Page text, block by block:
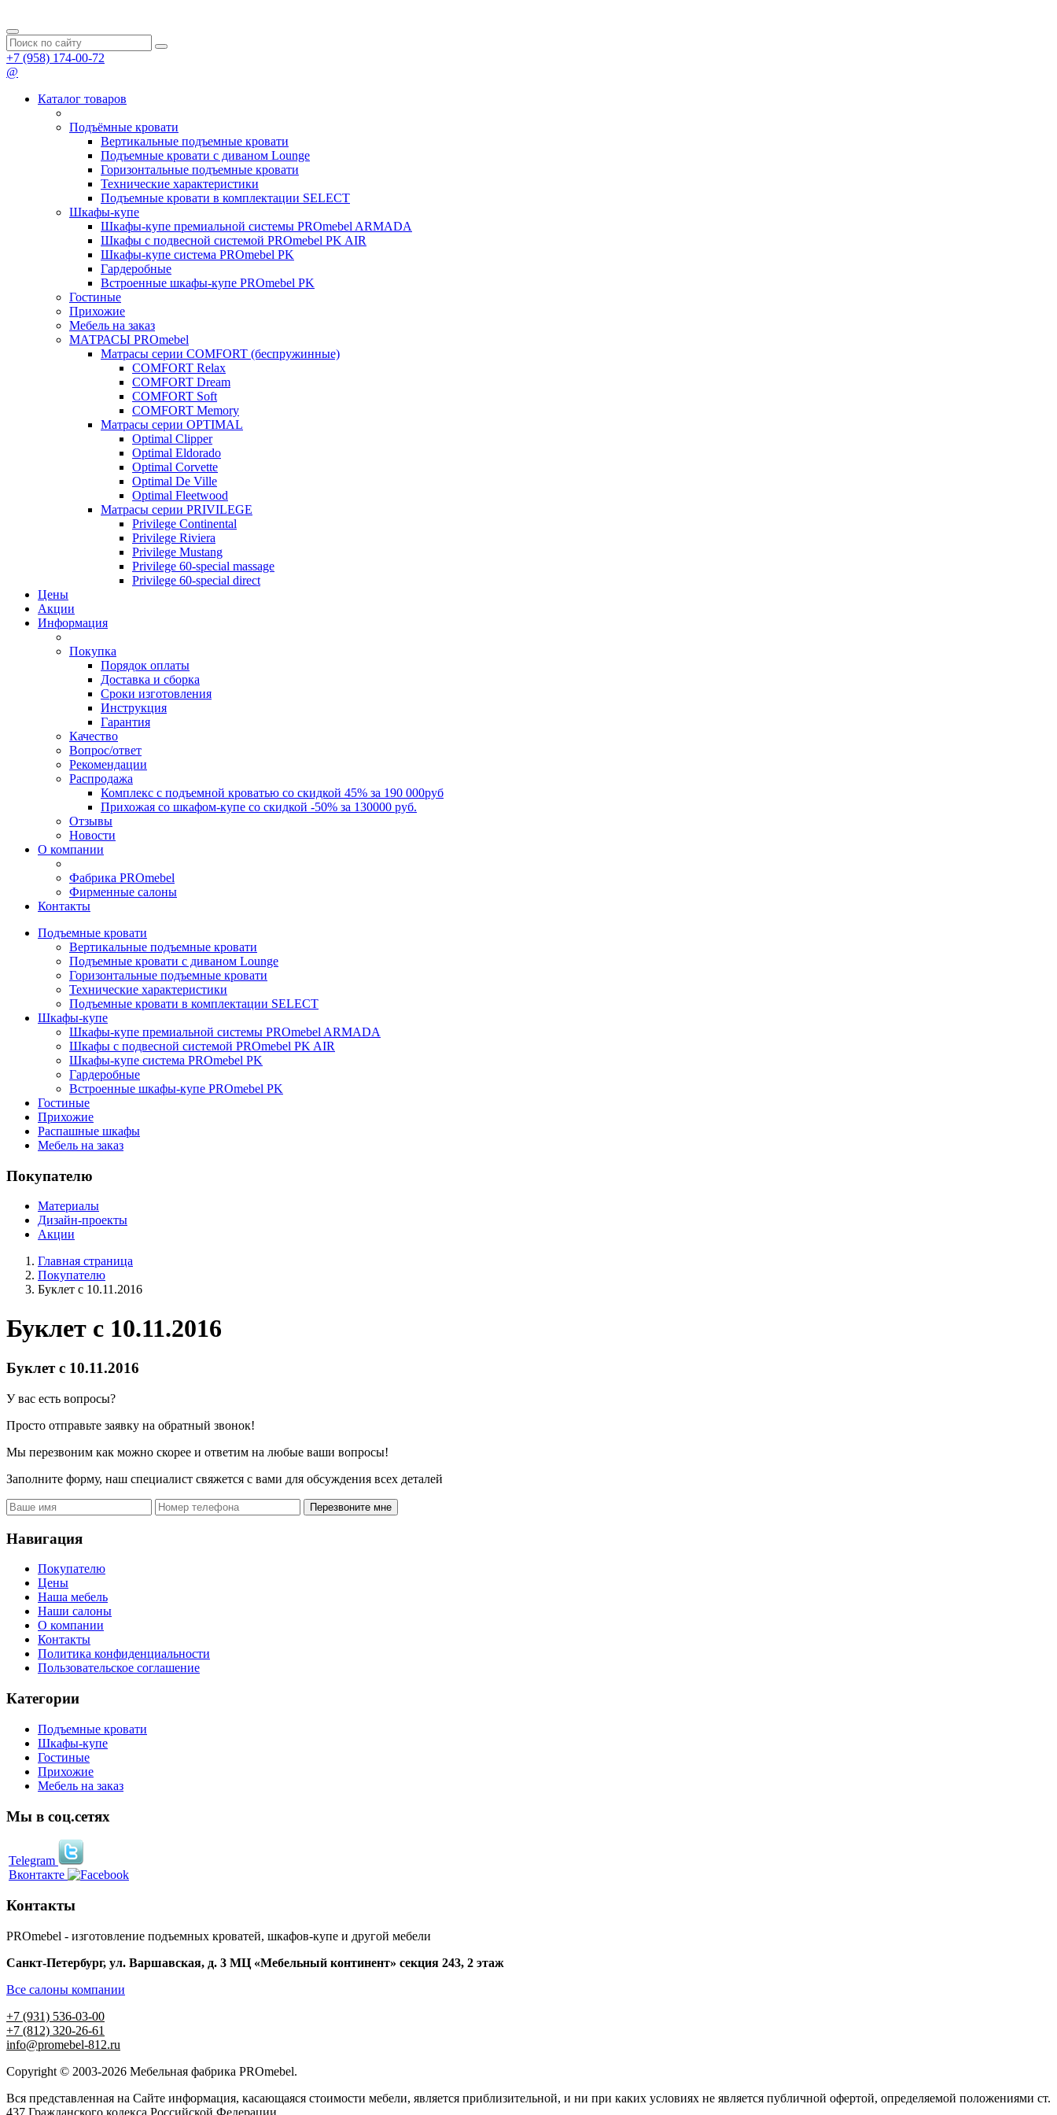
+7 (958) 174-00-72
@
Каталог товаров
Подъёмные кровати
Вертикальные подъемные кровати
Подъемные кровати с диваном Lounge
Горизонтальные подъемные кровати
Технические характеристики
Подъемные кровати в комплектации SELECT
Шкафы-купе
Шкафы-купе премиальной системы PROmebel ARMADA
Шкафы с подвесной системой PROmebel PK AIR
Шкафы-купе система PROmebel PK
Гардеробные
Встроенные шкафы-купе PROmebel PK
Гостиные
Прихожие
Мебель на заказ
МАТРАСЫ PROmebel
Матрасы серии COMFORT (беспружинные)
COMFORT Relax
COMFORT Dream
COMFORT Soft
COMFORT Memory
Матрасы серии OPTIMAL
Optimal Clipper
Optimal Eldorado
Optimal Corvette
Optimal De Ville
Optimal Fleetwood
Матрасы серии PRIVILEGE
Privilege Continental
Privilege Riviera
Privilege Mustang
Privilege 60-special massage
Privilege 60-special direct
Цены
Акции
Информация
Покупка
Порядок оплаты
Доставка и сборка
Сроки изготовления
Инструкция
Гарантия
Качество
Вопрос/ответ
Рекомендации
Распродажа
Комплекс с подъемной кроватью со скидкой 45% за 190 000руб
Прихожая со шкафом-купе со скидкой -50% за 130000 руб.
Отзывы
Новости
О компании
Фабрика PROmebel
Фирменные салоны
Контакты
Подъемные кровати
Вертикальные подъемные кровати
Подъемные кровати с диваном Lounge
Горизонтальные подъемные кровати
Технические характеристики
Подъемные кровати в комплектации SELECT
Шкафы-купе
Шкафы-купе премиальной системы PROmebel ARMADA
Шкафы с подвесной системой PROmebel PK AIR
Шкафы-купе система PROmebel PK
Гардеробные
Встроенные шкафы-купе PROmebel PK
Гостиные
Прихожие
Распашные шкафы
Мебель на заказ
Покупателю
Материалы
Дизайн-проекты
Акции
Главная страница
Покупателю
Буклет с 10.11.2016
Буклет с 10.11.2016
Буклет с 10.11.2016
У вас есть вопросы?
Просто отправьте заявку на обратный звонок!
Мы перезвоним как можно скорее и ответим на любые ваши вопросы!
Заполните форму, наш специалист свяжется с вами для обсуждения всех деталей
Перезвоните мне
Навигация
Покупателю
Цены
Наша мебель
Наши салоны
О компании
Контакты
Политика конфиденциальности
Пользовательское соглашение
Категории
Подъемные кровати
Шкафы-купе
Гостиные
Прихожие
Мебель на заказ
Мы в соц.сетях
Telegram
Вконтакте
Контакты
PROmebel - изготовление подъемных кроватей, шкафов-купе и другой мебели
Санкт-Петербург, ул. Варшавская, д. 3 МЦ «Мебельный континент» секция 243, 2 этаж
Все салоны компании
+7 (931) 536-03-00
+7 (812) 320-26-61
info@promebel-812.ru
Copyright © 2003-2026 Мебельная фабрика PROmebel.
Вся представленная на Сайте информация, касающаяся стоимости мебели, является приблизительной, и ни при каких условиях не является публичной офертой, определяемой положениями ст.
437 Гражданского кодекса Российской Федерации.